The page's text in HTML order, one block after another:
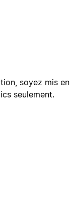
soyez mis en
seulement.